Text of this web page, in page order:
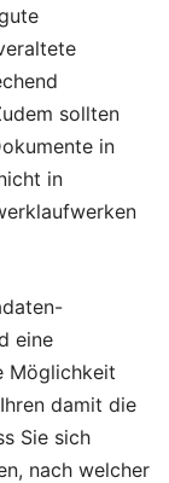
sollten
in
in
eine
Möglichkeit
damit die
Sie sich
nach welcher